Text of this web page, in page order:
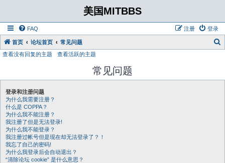
美国MITBBS
FAQ 登录
注册
首页 论坛首页 常见问题
查看没有回复的主题 查看活跃的主题
常见问题
登录和注册问题
为什么我需要注册？
什么是 COPPA？
为什么我不能注册？
我注册了但是无法登录!
为什么我不能登录？
我注册过帐号但是现在却无法登录了？！
我忘了自己的密码!
为什么我登录后会自动退出？
“清除论坛 cookie” 是什么意思？